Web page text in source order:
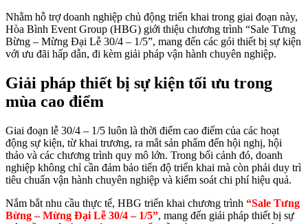
Nhằm hỗ trợ doanh nghiệp chủ động triển khai trong giai đoạn này,
Hòa Bình Event Group (HBG) giới thiệu chương trình “Sale Tưng
Bừng – Mừng Đại Lễ 30/4 – 1/5”, mang đến các gói thiết bị sự kiện
với ưu đãi hấp dẫn, đi kèm giải pháp vận hành chuyên nghiệp.
Giải pháp thiết bị sự kiện tối ưu trong
mùa cao điểm
Giai đoạn lễ 30/4 – 1/5 luôn là thời điểm cao điểm của các hoạt
động sự kiện, từ khai trương, ra mắt sản phẩm đến hội nghị, hội
thảo và các chương trình quy mô lớn. Trong bối cảnh đó, doanh
nghiệp không chỉ cần đảm bảo tiến độ triển khai mà còn phải duy trì
tiêu chuẩn vận hành chuyên nghiệp và kiểm soát chi phí hiệu quả.
Nắm bắt nhu cầu thực tế, HBG triển khai chương trình “Sale Tưng
Bừng – Mừng Đại Lễ 30/4 – 1/5”, mang đến giải pháp thiết bị sự